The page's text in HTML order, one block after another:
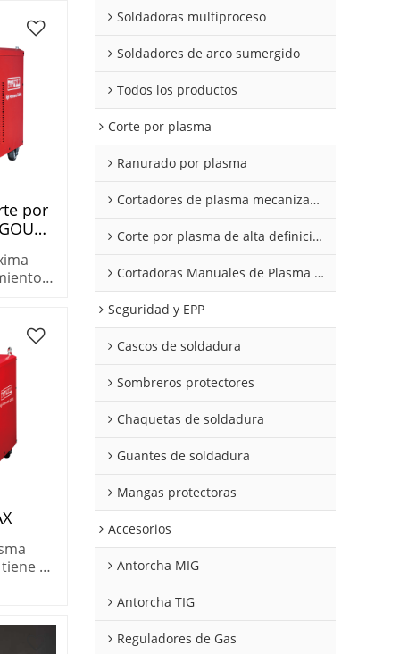
por
tiene el
Soldadoras multiproceso
Soldadores de arco sumergido
Todos los productos
Corte por plasma
Ranurado por plasma
Cortadores de plasma mecanizados
Corte por plasma de alta definición
Cortadoras Manuales de Plasma de Aire
Seguridad y EPP
Cascos de soldadura
Sombreros protectores
Chaquetas de soldadura
Guantes de soldadura
Mangas protectoras
Accesorios
Antorcha MIG
Antorcha TIG
Reguladores de Gas